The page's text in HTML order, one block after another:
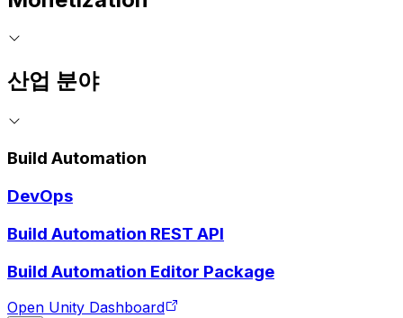
산업 분야
Build Automation
DevOps
Build Automation REST API
Build Automation Editor Package
Open Unity Dashboard